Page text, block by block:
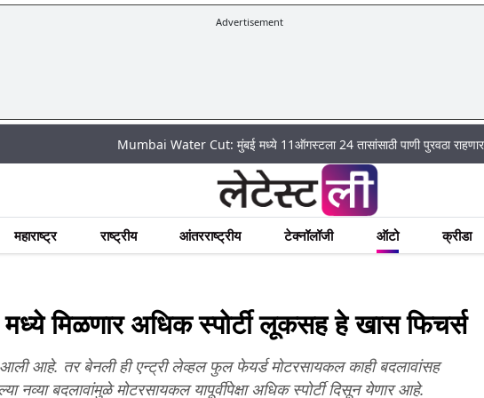
Advertisement
Mumbai Water Cut: मुंबई मध्ये 11ऑगस्टला 24 तासांसाठी पाणी पुरवठा राहणार बंद; पहा
महाराष्ट्र राष्ट्रीय आंतरराष्ट्रीय टेक्नॉलॉजी ऑटो क्रीडा
मिळणार अधिक स्पोर्टी लूकसह हे खास फिचर्स
आहे. तर बेनली ही एन्ट्री लेव्हल फुल फेयर्ड मोटरसायकल काही बदलावांसह
नव्या बदलावांमुळे मोटरसायकल यापूर्वीपेक्षा अधिक स्पोर्टी दिसून येणार आहे.